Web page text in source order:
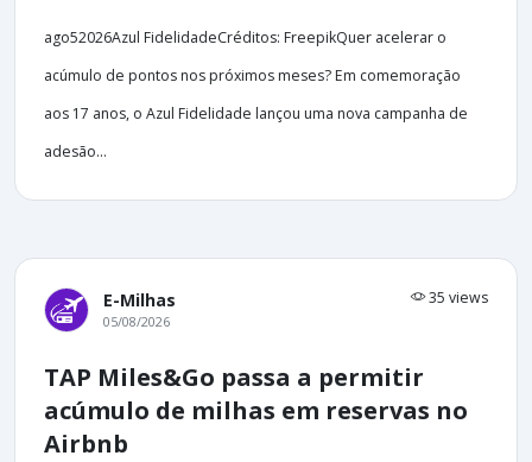
ago52026Azul FidelidadeCréditos: FreepikQuer acelerar o
acúmulo de pontos nos próximos meses? Em comemoração
aos 17 anos, o Azul Fidelidade lançou uma nova campanha de
adesão...
E-Milhas 35 views
05/08/2026
TAP Miles&Go passa a permitir
acúmulo de milhas em reservas no
Airbnb